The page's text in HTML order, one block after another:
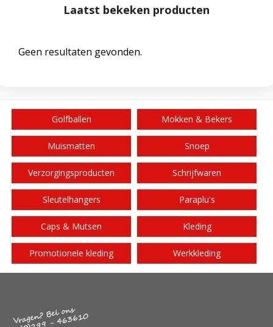
Laatst bekeken producten
Geen resultaten gevonden.
Golfballen Mokken & Bekers
Muismatten Snoep
Verzorgingsproducten Schrijfwaren
Sleutelhangers Paraplu's
Caps & Mutsen Kleding
Promotionele kleding Werkkleding